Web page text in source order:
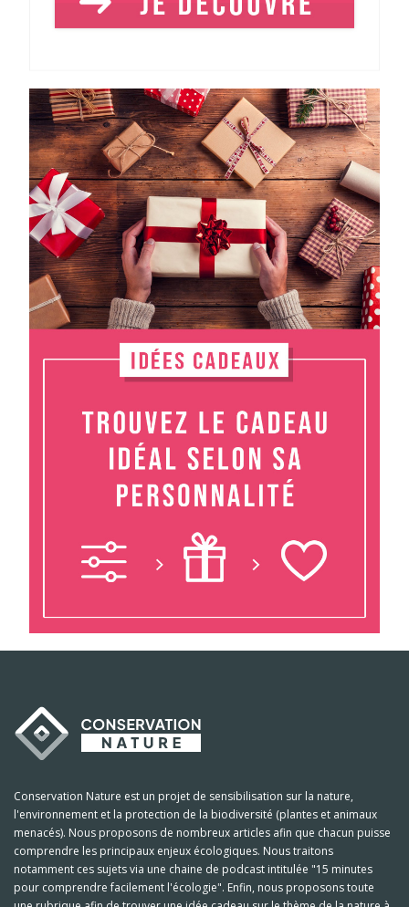
Conservation Nature est un projet de sensibilisation sur la nature,
l'environnement et la protection de la biodiversité (plantes et animaux
menacés). Nous proposons de nombreux articles afin que chacun puisse
comprendre les principaux enjeux écologiques. Nous traitons
notamment ces sujets via une chaine de podcast intitulée "15 minutes
pour comprendre facilement l'écologie". Enfin, nous proposons toute